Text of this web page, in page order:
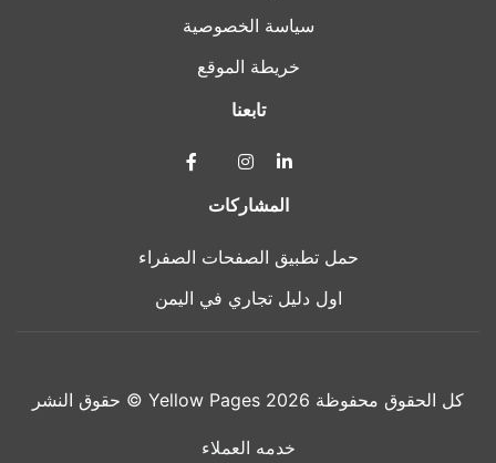
سياسة الخصوصية
خريطة الموقع
تابعنا
المشاركات
حمل تطبيق الصفحات الصفراء
اول دليل تجاري في اليمن
حقوق النشر © Yellow Pages 2026 كل الحقوق محفوظة
خدمه العملاء